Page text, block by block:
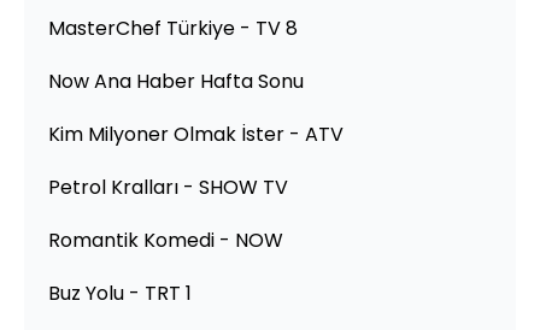
MasterChef Türkiye - TV 8
Now Ana Haber Hafta Sonu
Kim Milyoner Olmak İster - ATV
Petrol Kralları - SHOW TV
Romantik Komedi - NOW
Buz Yolu - TRT 1